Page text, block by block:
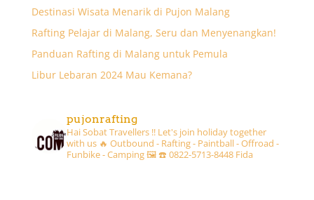
Destinasi Wisata Menarik di Pujon Malang
Rafting Pelajar di Malang, Seru dan Menyenangkan!
Panduan Rafting di Malang untuk Pemula
Libur Lebaran 2024 Mau Kemana?
pujonrafting
Hai Sobat Travellers !! Let's join holiday together
with us 🔥 Outbound - Rafting - Paintball - Offroad -
Funbike - Camping 🖼☎️ 0822-5713-8448 Fida